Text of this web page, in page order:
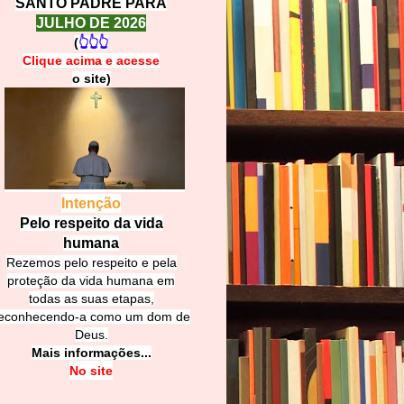
SANTO PADRE PARA
JULHO DE 2026
(👆👆👆
Clique acima e acesse
o site)
Intenção
Pelo respeito da vida
humana
Rezemos pelo respeito e pela
proteção da vida humana em
todas as suas etapas,
a como um dom de
Deus.
Mais informações...
No site